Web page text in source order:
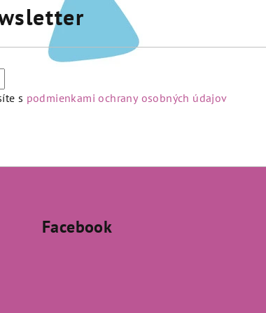
s podmienkami ochrany osobných údajov
Facebook